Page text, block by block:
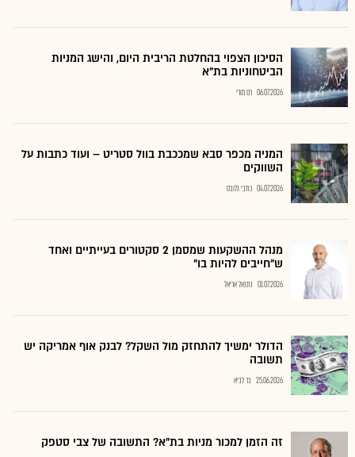
הסיכון הצפוי בהחלטת הריבית היום, והישג המניות
הביטחוניות בת"א
06.07.2026 רם מורי
המניה מכפר סבא שמככבת בוול סטריט – ועוד כתבות על
השווקים
04.07.2026 כתבי גלובס
מנהל ההשקעות שמסמן 2 סקטורים בעייתיים ואחד
ש"חייבים להיות בו"
01.07.2026 נתנאל אריאל
הדולר ימשיך להתחזק מול השקל? לבנק אוף אמריקה יש
תשובה
25.06.2026 בר לביא
זה הזמן למכור מניות בת"א? התשובה של צבי סטפק